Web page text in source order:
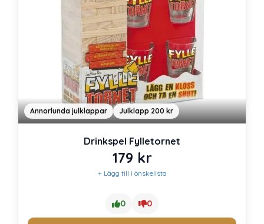
Annorlunda julklappar Julklapp 200 kr
Drinkspel Fylletornet
179 kr
+ Lägg till i önskelista
0 0